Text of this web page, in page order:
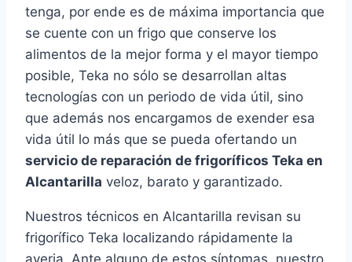
tenga, por ende es de máxima importancia que
se cuente con un frigo que conserve los
alimentos de la mejor forma y el mayor tiempo
posible, Teka no sólo se desarrollan altas
tecnologías con un periodo de vida útil, sino
que además nos encargamos de exender esa
vida útil lo más que se pueda ofertando un
servicio de reparación de frigoríficos Teka en
Alcantarilla veloz, barato y garantizado.
Nuestros técnicos en Alcantarilla revisan su
frigorífico Teka localizando rápidamente la